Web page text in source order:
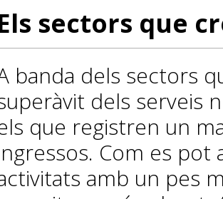
sectors que
banda dels sectors
dels serveis
que registren un
Com es pot
amb un pes